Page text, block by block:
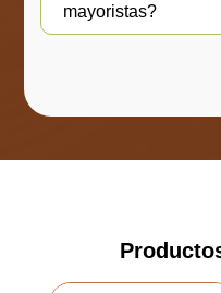
mayoristas?